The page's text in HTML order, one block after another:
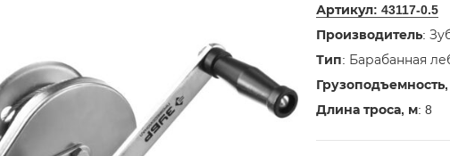
Артикул: 43117-0.5
Производитель:
Тип: Барабанная
Грузоподъемность,
Длина троса, м: 8